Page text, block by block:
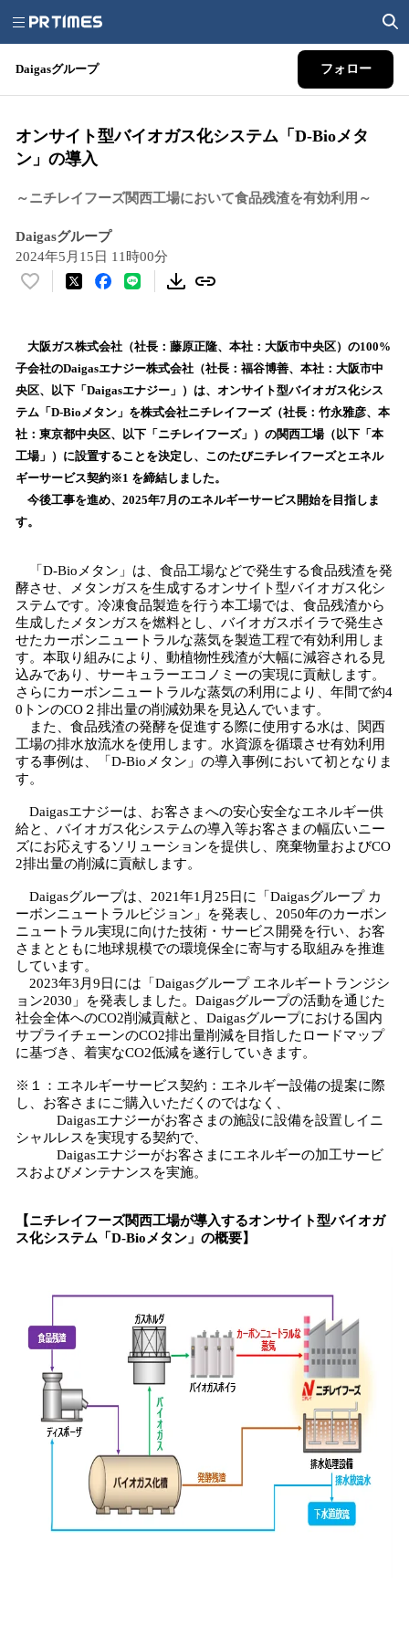
Daigasグループ フォロー
オンサイト型バイオガス化システム「D-Bioメタ
ン」の導入
～ニチレイフーズ関西工場において食品残渣を有効利用～
Daigasグループ
2024年5月15日 11時00分
い
！
数
を
読
込
み
中
で
大阪ガス株式会社（社長：藤原正隆、本社：大阪市中央区）の100%
子会社のDaigasエナジー株式会社（社長：福谷博善、本社：大阪市中
央区、以下「Daigasエナジー」）は、オンサイト型バイオガス化シス
テム「D-Bioメタン」を株式会社ニチレイフーズ（社長：竹永雅彦、本
社：東京都中央区、以下「ニチレイフーズ」）の関西工場（以下「本
工場」）に設置することを決定し、このたびニチレイフーズとエネル
ギーサービス契約※1 を締結しました。
今後工事を進め、2025年7月のエネルギーサービス開始を目指しま
す。
「D-Bioメタン」は、食品工場などで発生する食品残渣を発
酵させ、メタンガスを生成するオンサイト型バイオガス化シ
ステムです。冷凍食品製造を行う本工場では、食品残渣から
生成したメタンガスを燃料とし、バイオガスボイラで発生さ
せたカーボンニュートラルな蒸気を製造工程で有効利用しま
す。本取り組みにより、動植物性残渣が大幅に減容される見
込みであり、サーキュラーエコノミーの実現に貢献します。
さらにカーボンニュートラルな蒸気の利用により、年間で約4
0トンのCO２排出量の削減効果を見込んでいます。
また、食品残渣の発酵を促進する際に使用する水は、関西
工場の排水放流水を使用します。水資源を循環させ有効利用
する事例は、「D-Bioメタン」の導入事例において初となりま
す。
Daigasエナジーは、お客さまへの安心安全なエネルギー供
給と、バイオガス化システムの導入等お客さまの幅広いニー
ズにお応えするソリューションを提供し、廃棄物量およびCO
2排出量の削減に貢献します。
Daigasグループは、2021年1月25日に「Daigasグループ カ
ーボンニュートラルビジョン」を発表し、2050年のカーボン
ニュートラル実現に向けた技術・サービス開発を行い、お客
さまとともに地球規模での環境保全に寄与する取組みを推進
しています。
2023年3月9日には「Daigasグループ エネルギートランジシ
ョン2030」を発表しました。Daigasグループの活動を通じた
社会全体へのCO2削減貢献と、Daigasグループにおける国内
サプライチェーンのCO2排出量削減を目指したロードマップ
に基づき、着実なCO2低減を遂行していきます。
※１：エネルギーサービス契約：エネルギー設備の提案に際
し、お客さまにご購入いただくのではなく、
Daigasエナジーがお客さまの施設に設備を設置しイニ
シャルレスを実現する契約で、
Daigasエナジーがお客さまにエネルギーの加工サービ
スおよびメンテナンスを実施。
【ニチレイフーズ関西工場が導入するオンサイト型バイオガ
ス化システム「D-Bioメタン」の概要】